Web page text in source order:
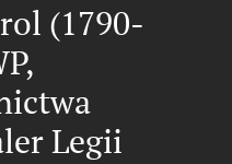
(1790-
Legii